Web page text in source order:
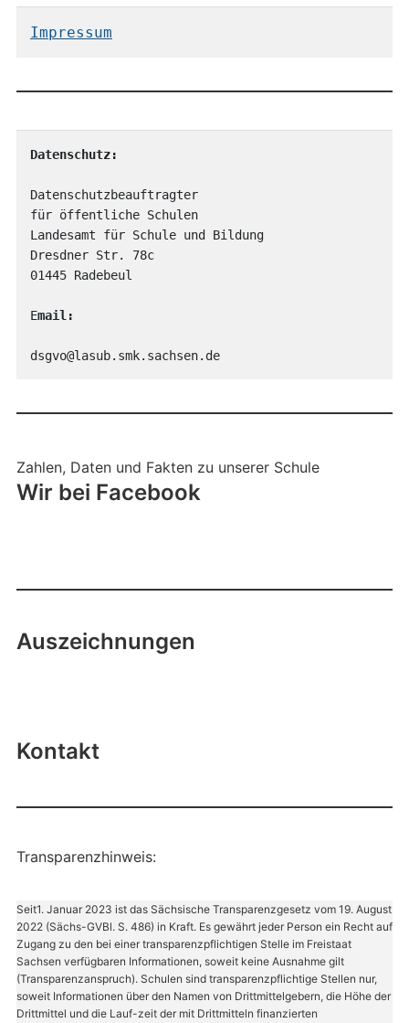
Impressum
Datenschutz:
Datenschutzbeauftragter
für öffentliche Schulen
Landesamt für Schule und Bildung
Dresdner Str. 78c
01445 Radebeul
Email:
dsgvo@lasub.smk.sachsen.de
Zahlen, Daten und Fakten zu unserer Schule
Wir bei Facebook
Auszeichnungen
Kontakt
Transparenzhinweis:
Seit1. Januar 2023 ist das Sächsische Transparenzgesetz vom 19. August
2022 (Sächs-GVBl. S. 486) in Kraft. Es gewährt jeder Person ein Recht auf
Zugang zu den bei einer transparenzpflichtigen Stelle im Freistaat
Sachsen verfügbaren Informationen, soweit keine Ausnahme gilt
(Transparenzanspruch). Schulen sind transparenzpflichtige Stellen nur,
soweit Informationen über den Namen von Drittmittelgebern, die Höhe der
Drittmittel und die Lauf-zeit der mit Drittmitteln finanzierten